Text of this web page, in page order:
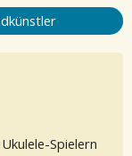
Spielern